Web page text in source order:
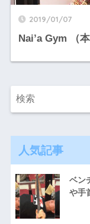
2019/01/07
Nai’a Gym （
人気記事
ベン
や手